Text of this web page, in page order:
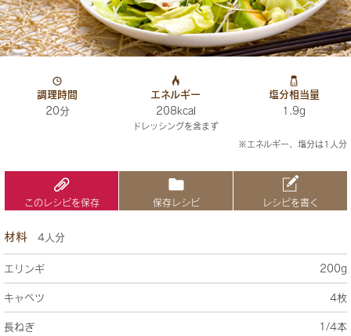
調理時間
20分
エネルギー
208kcal
ドレッシングを含まず
塩分相当量
1.9g
※エネルギー、塩分は1人分
このレシピを保存 保存レシピ レシピを書く
材料 4人分
エリンギ 200g
キャベツ 4枚
長ねぎ 1/4本